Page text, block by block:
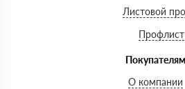
Листовой
Профлист
Покупателям
О компании